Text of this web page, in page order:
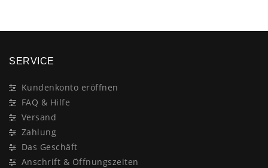
SERVICE
Kundenkonto eröffnen
FAQ & Hilfe
Versand
Zahlung
Das Geschäft
Anschrift & Öffnungszeiten